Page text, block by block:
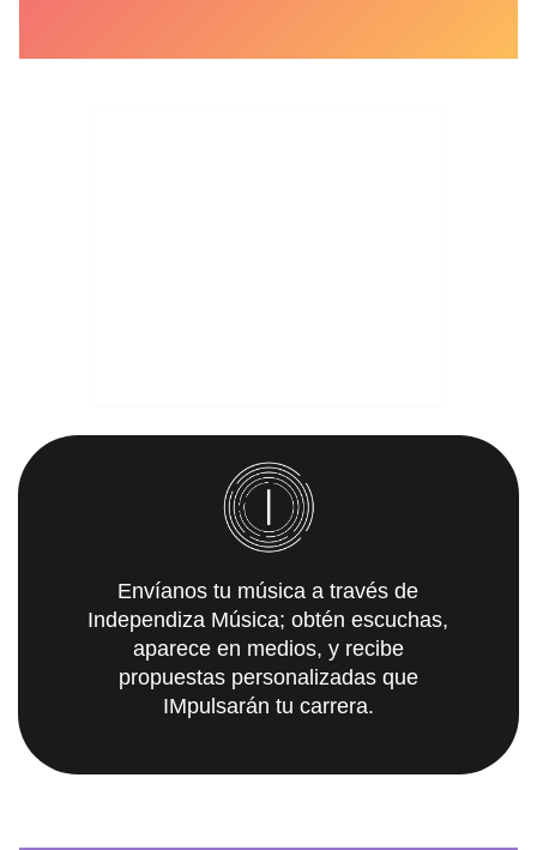
Envíanos tu música a través de
Independiza Música; obtén escuchas,
aparece en medios, y recibe
propuestas personalizadas que
IMpulsarán tu carrera.